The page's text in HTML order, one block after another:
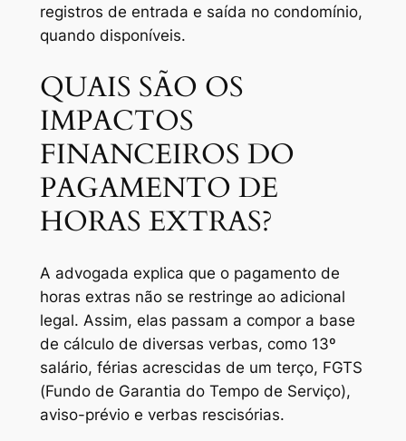
registros de entrada e saída no condomínio,
quando disponíveis.
QUAIS SÃO OS
IMPACTOS
FINANCEIROS DO
PAGAMENTO DE
HORAS EXTRAS?
A advogada explica que o pagamento de
horas extras não se restringe ao adicional
legal. Assim, elas passam a compor a base
de cálculo de diversas verbas, como 13º
salário, férias acrescidas de um terço, FGTS
(Fundo de Garantia do Tempo de Serviço),
aviso-prévio e verbas rescisórias.